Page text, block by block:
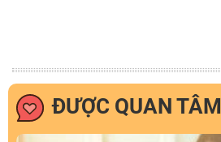
ĐƯỢC QUAN TÂM